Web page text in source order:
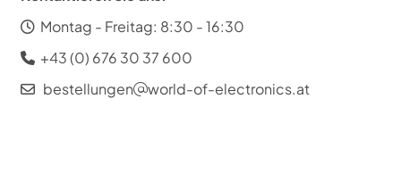
Montag - Freitag: 8:30 - 16:30
+43 (0) 676 30 37 600
bestellungen
world-of-electronics.at